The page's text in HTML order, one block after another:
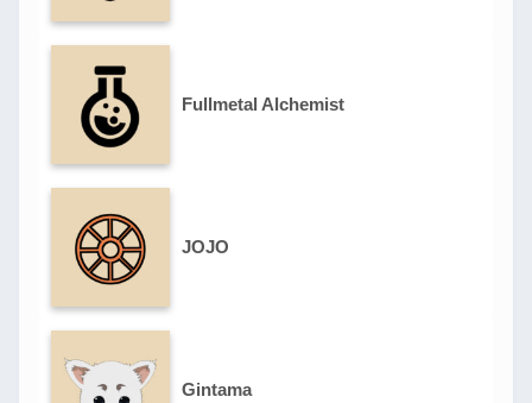
Fullmetal Alchemist
JOJO
Gintama